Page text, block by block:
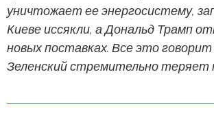
уничтожает ее энергосистему,
Киеве иссякли, а Дональд Трамп
новых поставках. Все это
Зеленский стремительно теряет